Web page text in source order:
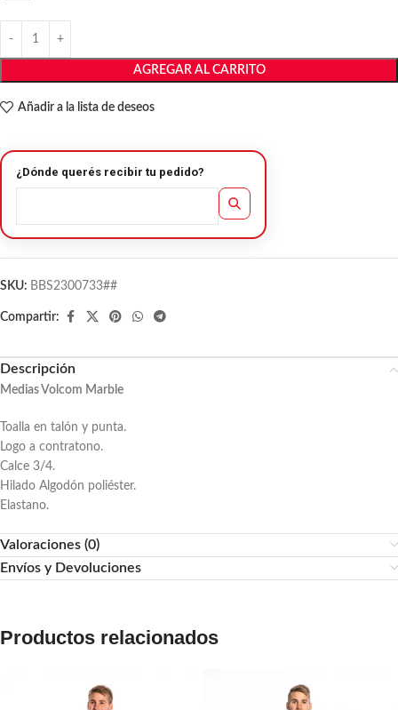
AGREGAR AL CARRITO
Añadir a la lista de deseos
¿Dónde querés recibir tu pedido?
SKU: BBS2300733##
Compartir:
Descripción
Medias Volcom Marble
Toalla en talón y punta.
Logo a contratono.
Calce 3/4.
Hilado Algodón poliéster.
Elastano.
Valoraciones (0)
Envíos y Devoluciones
Productos relacionados